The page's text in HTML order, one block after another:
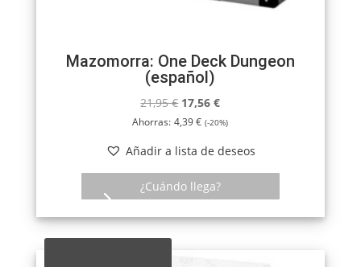
Mazomorra: One Deck Dungeon
(español)
21,95€ El
precio
era:
21,95 €.
17,56€El
precio
es:
17,56 €.
Ahorras: 4,39€ (-20%)
Añadir a lista de deseos
¿Cuándo llega?